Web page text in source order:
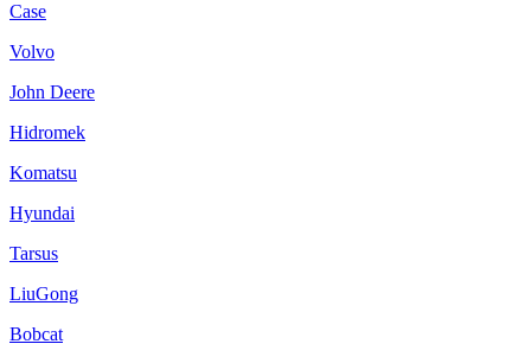
Case
Volvo
John Deere
Hidromek
Komatsu
Hyundai
Tarsus
LiuGong
Bobcat